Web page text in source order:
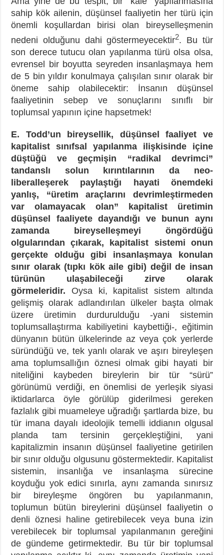
sahip kök ailenin, düşünsel faaliyetin her türü için
önemli koşullardan birisi olan bireyselleşmenin
nedeni olduğunu dahi göstermeyecektir2. Bu tür
son derece tutucu olan yapılanma türü olsa olsa,
evrensel bir boyutta seyreden insanlaşmaya hem
de 5 bin yıldır konulmaya çalışılan sınır olarak bir
öneme sahip olabilecektir: İnsanın düşünsel
faaliyetinin sebep ve sonuçlarını sınıflı bir
toplumsal yapının içine hapsetmek!
E. Todd’un bireysellik, düşünsel faaliyet ve
kapitalist sınıfsal yapılanma ilişkisinde içine
düştüğü ve geçmişin “radikal devrimci”
tandanslı solun kırıntılarının da neo-
liberalleşerek paylaştığı hayati önemdeki
yanlış, “üretim araçlarını devrimleştirmeden
var olamayacak olan” kapitalist üretimin
düşünsel faaliyete dayandığı ve bunun aynı
zamanda bireyselleşmeyi öngördüğü
olgularından çıkarak, kapitalist sistemi onun
gerçekte olduğu gibi insanlaşmaya konulan
sınır olarak (tıpkı kök aile gibi) değil de insan
türünün ulaşabileceği zirve olarak
görmeleridir. Oysa ki, kapitalist sistem altında
gelişmiş olarak adlandırılan ülkeler başta olmak
üzere üretimin durdurulduğu -yani sistemin
toplumsallaştırma kabiliyetini kaybettiği-, eğitimin
dünyanın bütün ülkelerinde az veya çok yerlerde
süründüğü ve, tek yanlı olarak ve aşırı bireyleşen
ama toplumsallığın öznesi olmak gibi hayati bir
niteliğini kaybeden bireylerin bir tür “sürü”
görünümü verdiği, en önemlisi de yerleşik siyasi
iktidarlarca öyle görülüp giderilmesi gereken
fazlalık gibi muameleye uğradığı şartlarda bize, bu
tür imana dayalı ideolojik temelli iddianın olgusal
planda tam tersinin gerçekleştiğini, yani
kapitalizmin insanın düşünsel faaliyetine getirilen
bir sınır olduğu olgusunu göstermektedir. Kapitalist
sistemin, insanlığa ve insanlaşma sürecine
koyduğu yok edici sınırla, aynı zamanda sınırsız
bir bireyleşme öngören bu yapılanmanın,
toplumun bütün bireylerini düşünsel faaliyetin o
denli öznesi haline getirebilecek veya buna izin
verebilecek bir toplumsal yapılanmanın gereğini
de gündeme getirmektedir. Bu tür bir toplumsal